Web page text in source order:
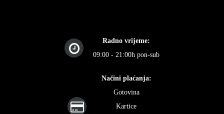
Radno vrijeme:
09:00 - 21:00h pon-sub
Načini plaćanja:
Gotovina
Kartice